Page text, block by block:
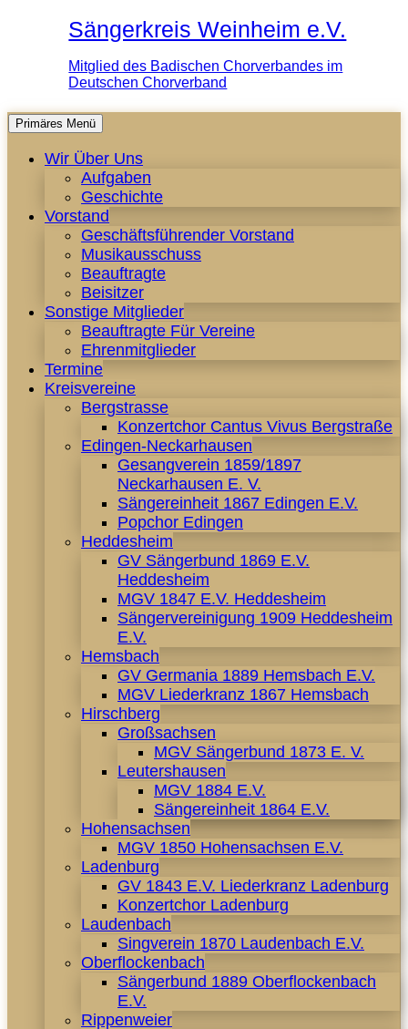
Sängerkreis Weinheim e.V.
Mitglied des Badischen Chorverbandes im
Deutschen Chorverband
Primäres Menü Zum
springen
Wir Über Uns
Aufgaben
Geschichte
Vorstand
Geschäftsführender Vorstand
Musikausschuss
Beauftragte
Beisitzer
Sonstige Mitglieder
Beauftragte Für Vereine
Ehrenmitglieder
Termine
Kreisvereine
Bergstrasse
Konzertchor Cantus Vivus Bergstraße
Edingen-Neckarhausen
Gesangverein 1859/1897
Neckarhausen E. V.
Sängereinheit 1867 Edingen E.V.
Popchor Edingen
Heddesheim
GV Sängerbund 1869 E.V.
Heddesheim
MGV 1847 E.V. Heddesheim
Sängervereinigung 1909 Heddesheim
E.V.
Hemsbach
GV Germania 1889 Hemsbach E.V.
MGV Liederkranz 1867 Hemsbach
Hirschberg
Großsachsen
MGV Sängerbund 1873 E. V.
Leutershausen
MGV 1884 E.V.
Sängereinheit 1864 E.V.
Hohensachsen
MGV 1850 Hohensachsen E.V.
Ladenburg
GV 1843 E.V. Liederkranz Ladenburg
Konzertchor Ladenburg
Laudenbach
Singverein 1870 Laudenbach E.V.
Oberflockenbach
Sängerbund 1889 Oberflockenbach
E.V.
Rippenweier